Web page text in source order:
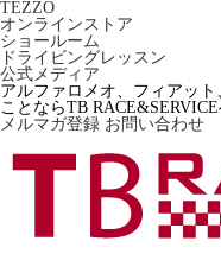
TEZZO
オンラインストア
ショールーム
ドライビングレッスン
公式メディア
アルファロメオ、フィアッ
ことならTB
メルマガ登録 お問い合わせ